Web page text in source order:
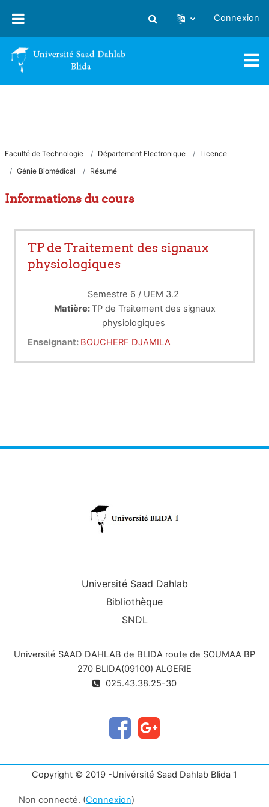
Activer/désactiver la saisie
Connexion
Faculté de Technologie Département Electronique
Licence
Génie Biomédical
Résumé
Informations du cours
TP de Traitement des signaux
physiologiques
Semestre 6 / UEM 3.2
Matière:TP de Traitement des signaux
physiologiques
Crédits: 2
Connaissances préalables recommandées :
Enseignant: BOUCHERF DJAMILA
Université Saad Dahlab
Bibliothèque
SNDL
Université SAAD DAHLAB de BLIDA route de SOUMAA BP
270 BLIDA(09100) ALGERIE
025.43.38.25-30
Copyright © 2019 -Univérsité Saad Dahlab Blida 1
Non connecté. (Connexion)